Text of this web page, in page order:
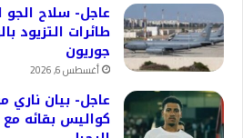
عاجل- سلاح الجو
طائرات التزيود
جوريون
أغسطس 6, 2026
عاجل- بيان ناري
كواليس بقائه